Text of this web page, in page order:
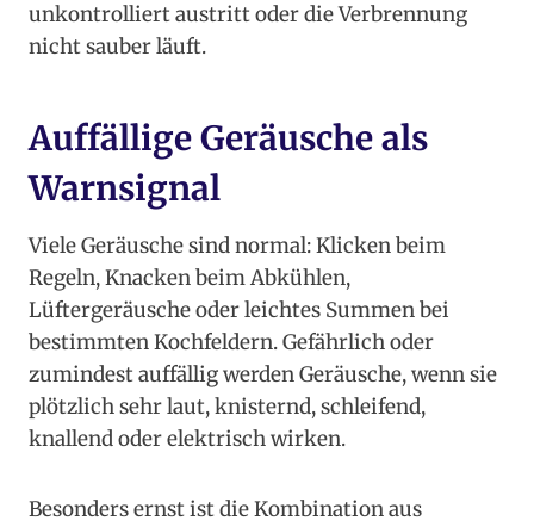
unkontrolliert austritt oder die Verbrennung
nicht sauber läuft.
Auffällige Geräusche als
Warnsignal
Viele Geräusche sind normal: Klicken beim
Regeln, Knacken beim Abkühlen,
Lüftergeräusche oder leichtes Summen bei
bestimmten Kochfeldern. Gefährlich oder
zumindest auffällig werden Geräusche, wenn sie
plötzlich sehr laut, knisternd, schleifend,
knallend oder elektrisch wirken.
Besonders ernst ist die Kombination aus